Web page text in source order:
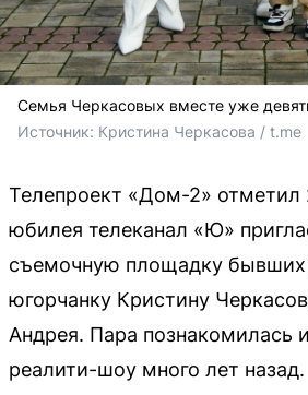
Семья Черкасовых вместе уже
Источник: Кристина Черкасова / t.me
Телепроект «Дом-2» отметил
юбилея телеканал «Ю»
съемочную площадку
югорчанку Кристину
Андрея. Пара познакомилась
реалити-шоу много лет назад.